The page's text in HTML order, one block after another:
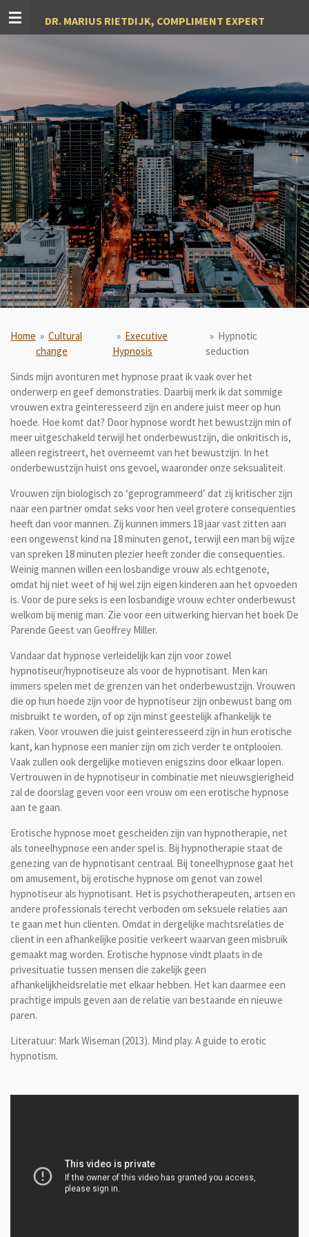
Ga
DR. MARIUS RIETDIJK, COMPLIMENT EXPERT
Home » Cultural
change
» Executive
Hypnosis
» Hypnotic
seduction
Sinds mijn avonturen met hypnose praat ik vaak over het
onderwerp en geef demonstraties. Daarbij merk ik dat sommige
vrouwen extra geinteresseerd zijn en andere juist meer op hun
hoede. Hoe komt dat? Door hypnose wordt het bewustzijn min of
meer uitgeschakeld terwijl het onderbewustzijn, die onkritisch is,
alleen registreert, het overneemt van het bewustzijn. In het
onderbewustzijn huist ons gevoel, waaronder onze seksualiteit.
Vrouwen zijn biologisch zo ‘geprogrammeerd’ dat zij kritischer zijn
naar een partner omdat seks voor hen veel grotere consequenties
heeft dan voor mannen. Zij kunnen immers 18 jaar vast zitten aan
een ongewenst kind na 18 minuten genot, terwijl een man bij wijze
van spreken 18 minuten plezier heeft zonder die consequenties.
Weinig mannen willen een losbandige vrouw als echtgenote,
omdat hij niet weet of hij wel zijn eigen kinderen aan het opvoeden
is. Voor de pure seks is een losbandige vrouw echter onderbewust
welkom bij menig man. Zie voor een uitwerking hiervan het boek De
Parende Geest van Geoffrey Miller.
Vandaar dat hypnose verleidelijk kan zijn voor zowel
hypnotiseur/hypnotiseuze als voor de hypnotisant. Men kan
immers spelen met de grenzen van het onderbewustzijn. Vrouwen
die op hun hoede zijn voor de hypnotiseur zijn onbewust bang om
misbruikt te worden, of op zijn minst geestelijk afhankelijk te
raken. Voor vrouwen die juist geinteresseerd zijn in hun erotische
kant, kan hypnose een manier zijn om zich verder te ontplooien.
Vaak zullen ook dergelijke motieven enigszins door elkaar lopen.
Vertrouwen in de hypnotiseur in combinatie met nieuwsgierigheid
zal de doorslag geven voor een vrouw om een erotische hypnose
aan te gaan.
Erotische hypnose moet gescheiden zijn van hypnotherapie, net
als toneelhypnose een ander spel is. Bij hypnotherapie staat de
genezing van de hypnotisant centraal. Bij toneelhypnose gaat het
om amusement, bij erotische hypnose om genot van zowel
hypnotiseur als hypnotisant. Het is psychotherapeuten, artsen en
andere professionals terecht verboden om seksuele relaties aan
te gaan met hun clienten. Omdat in dergelijke machtsrelaties de
client in een afhankelijke positie verkeert waarvan geen misbruik
gemaakt mag worden. Erotische hypnose vindt plaats in de
privesituatie tussen mensen die zakelijk geen
afhankelijkheidsrelatie met elkaar hebben. Het kan daarmee een
prachtige impuls geven aan de relatie van bestaande en nieuwe
paren.
Literatuur: Mark Wiseman (2013). Mind play. A guide to erotic
hypnotism.